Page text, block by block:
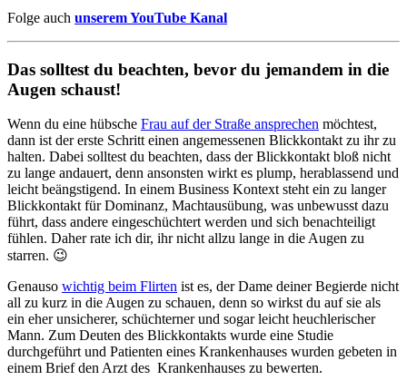
Folge auch unserem YouTube Kanal
Das solltest du beachten, bevor du jemandem in die
Augen schaust!
Wenn du eine hübsche Frau auf der Straße ansprechen möchtest,
dann ist der erste Schritt einen angemessenen Blickkontakt zu ihr zu
halten. Dabei solltest du beachten, dass der Blickkontakt bloß nicht
zu lange andauert, denn ansonsten wirkt es plump, herablassend und
leicht beängstigend. In einem Business Kontext steht ein zu langer
Blickkontakt für Dominanz, Machtausübung, was unbewusst dazu
führt, dass andere eingeschüchtert werden und sich benachteiligt
fühlen. Daher rate ich dir, ihr nicht allzu lange in die Augen zu
starren. 😉
Genauso wichtig beim Flirten ist es, der Dame deiner Begierde nicht
all zu kurz in die Augen zu schauen, denn so wirkst du auf sie als
ein eher unsicherer, schüchterner und sogar leicht heuchlerischer
Mann. Zum Deuten des Blickkontakts wurde eine Studie
durchgeführt und Patienten eines Krankenhauses wurden gebeten in
einem Brief den Arzt des Krankenhauses zu bewerten.